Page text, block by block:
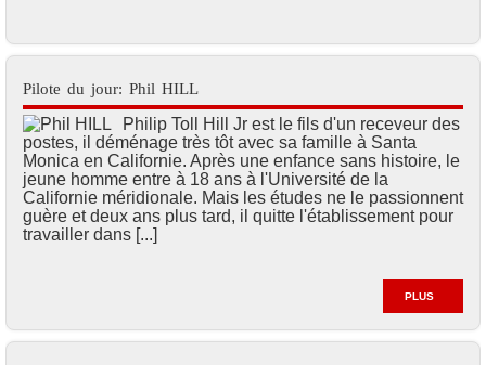
Pilote du jour: Phil HILL
Philip Toll Hill Jr est le fils d'un receveur des
postes, il déménage très tôt avec sa famille à Santa
Monica en Californie. Après une enfance sans histoire, le
jeune homme entre à 18 ans à l'Université de la
Californie méridionale. Mais les études ne le passionnent
guère et deux ans plus tard, il quitte l'établissement pour
travailler dans [...]
PLUS